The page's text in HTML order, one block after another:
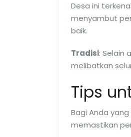
Desa ini
menyambut
baik.
Tradisi: Selain
melibatkan
Tips
Bagi Anda
memastikan